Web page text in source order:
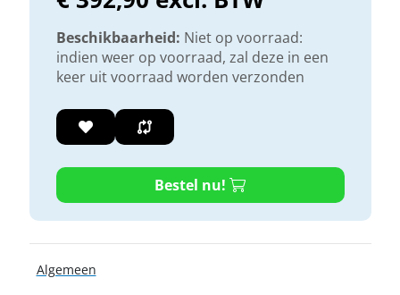
Beschikbaarheid: Niet op voorraad:
indien weer op voorraad, zal deze in een
keer uit voorraad worden verzonden
Bestel nu!
Algemeen